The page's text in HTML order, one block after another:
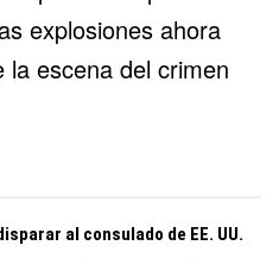
explosiones ahora
la escena del crimen
al consulado de EE. UU.